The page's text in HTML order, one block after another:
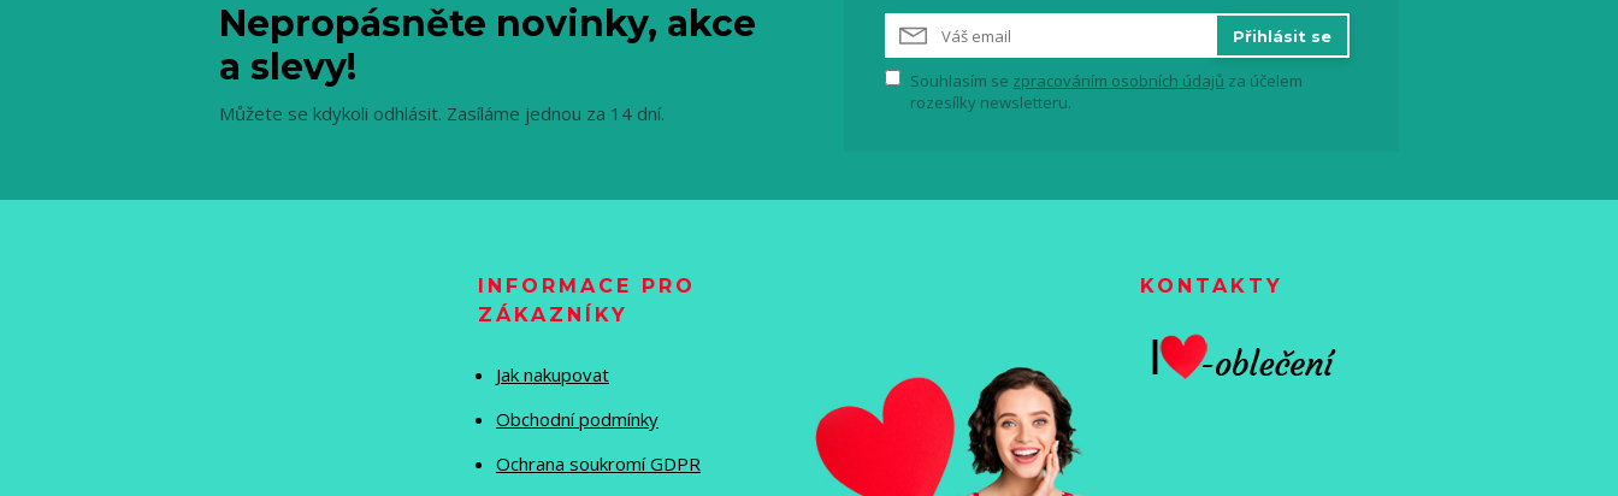
Nepropásněte novinky, akce
a slevy!
Můžete se kdykoli odhlásit. Zasíláme jednou za 14 dní.
Přihlásit se
Souhlasím se zpracováním osobních údajů za účelem
rozesílky newsletteru.
INFORMACE PRO
ZÁKAZNÍKY
Jak nakupovat
Obchodní podmínky
Ochrana soukromí GDPR
KONTAKTY